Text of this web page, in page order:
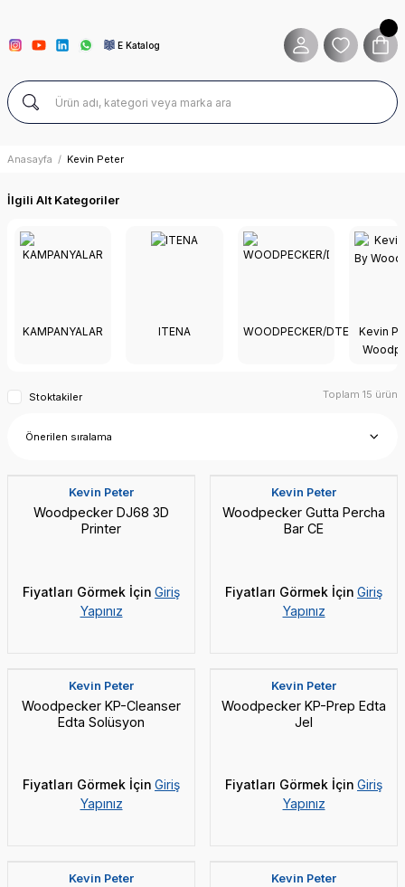
E Katalog
Anasayfa Kevin Peter
İlgili Alt Kategoriler
KAMPANYALAR ITENA WOODPECKER/DTE
Kevin
Stoktakiler Toplam 15 ürün
Kevin Peter
Woodpecker DJ68 3D
Printer
Fiyatları Görmek İçin Giriş
Yapınız
Kevin Peter
Woodpecker Gutta Percha
Bar CE
Fiyatları Görmek İçin Giriş
Yapınız
Kevin Peter
Woodpecker KP-Cleanser
Edta Solüsyon
Fiyatları Görmek İçin Giriş
Yapınız
Kevin Peter
Woodpecker KP-Prep Edta
Jel
Fiyatları Görmek İçin Giriş
Yapınız
Kevin Peter Kevin Peter